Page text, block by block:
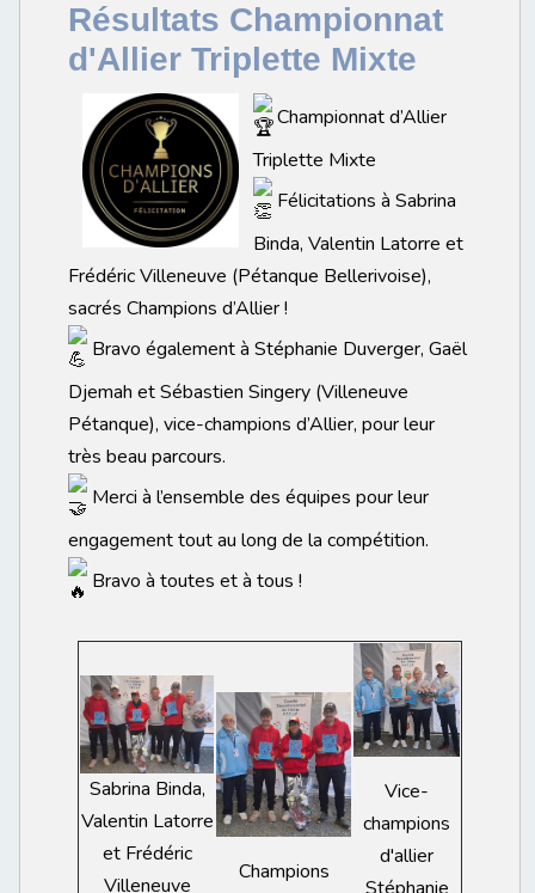
Résultats Championnat
d'Allier Triplette Mixte
Championnat d’Allier
Triplette Mixte
Félicitations à Sabrina
Binda, Valentin Latorre et
Frédéric Villeneuve (Pétanque Bellerivoise),
sacrés Champions d’Allier !
Bravo également à Stéphanie Duverger, Gaël
Djemah et Sébastien Singery (Villeneuve
Pétanque), vice-champions d’Allier, pour leur
très beau parcours.
Merci à l’ensemble des équipes pour leur
engagement tout au long de la compétition.
Bravo à toutes et à tous !
Sabrina Binda,
Valentin Latorre
et Frédéric
Villeneuve
Champions
Vice-
champions
d'allier